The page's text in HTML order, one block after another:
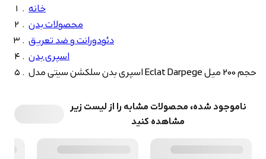
خانه
محصولات بدن
دئودورانت و ضد تعریق
اسپری بدن
اسپری بدن سلکشن سیتی مدل Eclat Darpege حجم 200 میل
ناموجود شده، محصولات مشابه را از لیست زیر
مشاهده کنید